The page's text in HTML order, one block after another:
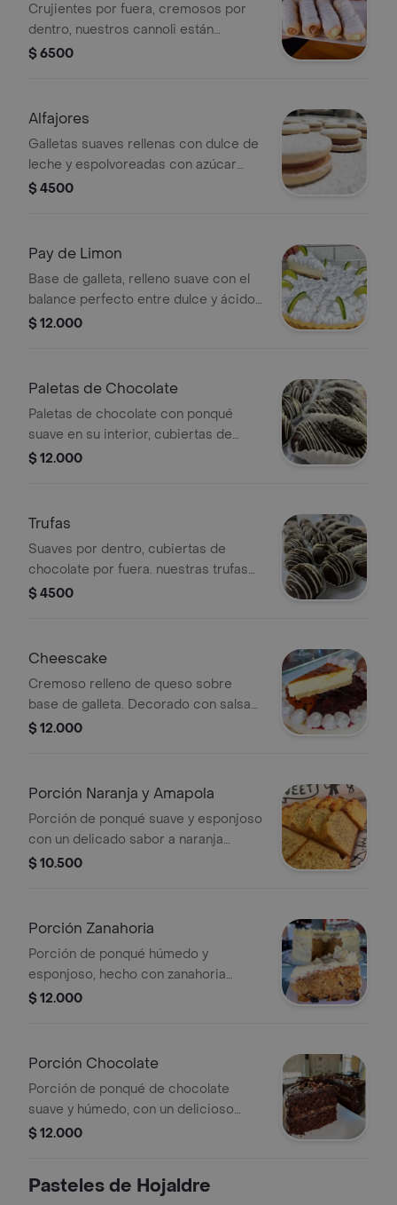
Crujientes por fuera, cremosos por
dentro, nuestros cannoli están
rellenos con una mezcla suave y
para cualquier ocasión.
$ 6500
Alfajores
Galletas suaves rellenas con dulce de
leche y espolvoreadas con azúcar
glass, hechos con receta tradicional,
$ 4500
Pay de Limon
Base de galleta, relleno suave con el
balance perfecto entre dulce y ácido,
y una capa de crema batida. el postre
$ 12.000
Paletas de Chocolate
Paletas de chocolate con ponqué
suave en su interior, cubiertas de
chocolate y decoradas con galleta y
$ 12.000
Trufas
Suaves por dentro, cubiertas de
chocolate por fuera. nuestras trufas
están hechas con ponqué húmedo y
$ 4500
Cheescake
Cremoso relleno de queso sobre
base de galleta. Decorado con salsas
de maracuyá y frutos rojos.
$ 12.000
Porción Naranja y Amapola
Porción de ponqué suave y esponjoso
con un delicado sabor a naranja
natural y el toque crujiente de las
un antojo ligero.
$ 10.500
Porción Zanahoria
Porción de ponqué húmedo y
esponjoso, hecho con zanahoria
natural y una delicada semicubierta
$ 12.000
Porción Chocolate
Porción de ponqué de chocolate
suave y húmedo, con un delicioso
relleno de arequipe en su interior. el
$ 12.000
Pasteles de Hojaldre